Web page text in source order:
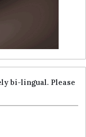
bi-lingual. Please